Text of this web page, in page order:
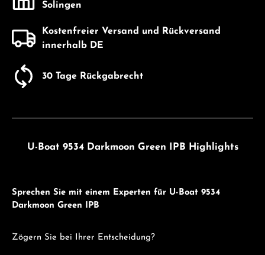
Solingen
Kostenfreier Versand und Rückversand
innerhalb DE
30 Tage Rückgabrecht
U-Boat 9534 Darkmoon Green IPB Highlights
Sprechen Sie mit einem Experten für U-Boat 9534
Darkmoon Green IPB
Zögern Sie bei Ihrer Entscheidung?